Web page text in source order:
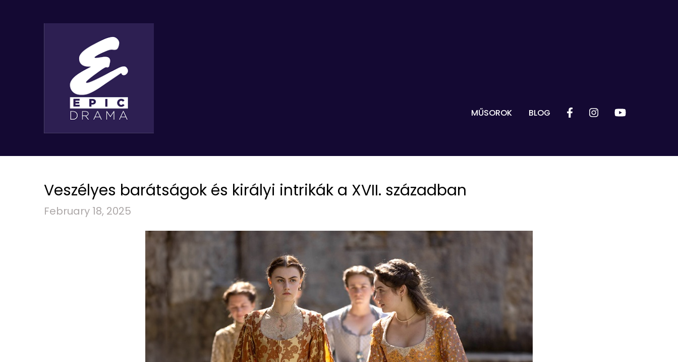
MŰSOROK BLOG
Veszélyes barátságok és királyi intrikák a XVII. században
February 18, 2025